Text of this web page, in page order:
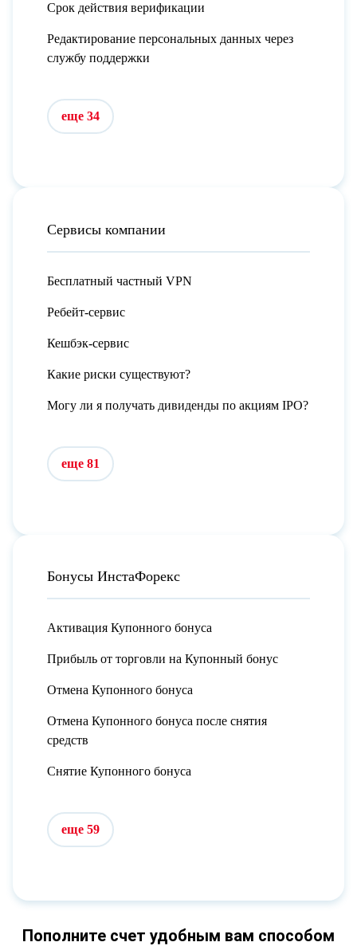
Срок действия верификации
Редактирование персональных данных через
службу поддержки
еще 34
Сервисы компании
Бесплатный частный VPN
Ребейт-сервис
Кешбэк-сервис
Какие риски существуют?
Могу ли я получать дивиденды по акциям IPO?
еще 81
Бонусы ИнстаФорекс
Активация Купонного бонуса
Прибыль от торговли на Купонный бонус
Отмена Купонного бонуса
Отмена Купонного бонуса после снятия
средств
Снятие Купонного бонуса
еще 59
Пополните счет удобным вам способом